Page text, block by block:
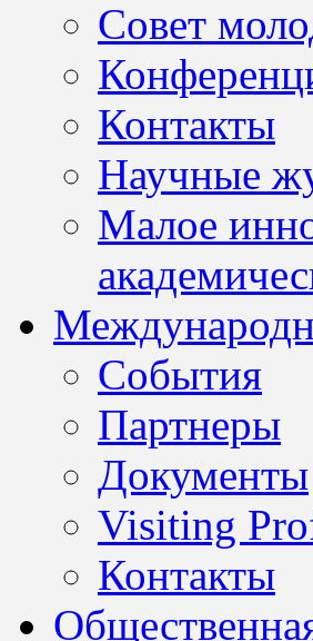
Совет
Контакты
Научные
Малое
События
Партнеры
Документы
Visiting
Контакты